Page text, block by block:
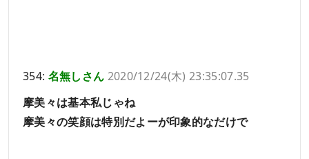
354: 名無しさん 2020/12/24(木) 23:35:07.35
摩美々は基本私じゃね
摩美々の笑顔は特別だよーが印象的なだけで